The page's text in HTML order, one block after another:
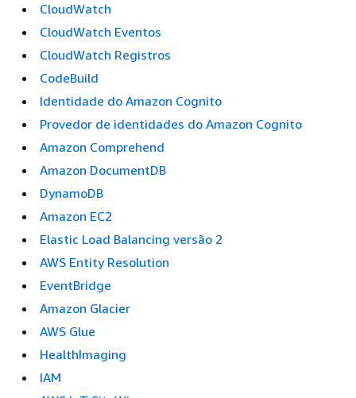
CloudWatch
CloudWatch Eventos
CloudWatch Registros
CodeBuild
Identidade do Amazon Cognito
Provedor de identidades do Amazon Cognito
Amazon Comprehend
Amazon DocumentDB
DynamoDB
Amazon EC2
Elastic Load Balancing versão 2
AWS Entity Resolution
EventBridge
Amazon Glacier
AWS Glue
HealthImaging
IAM